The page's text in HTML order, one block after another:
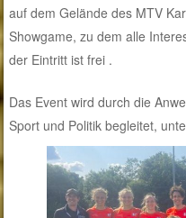
auf dem Gelände des MTV
Showgame, zu dem alle
der Eintritt ist frei .
Das Event wird durch die
Sport und Politik begleitet,